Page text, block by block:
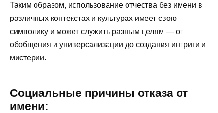
Таким образом, использование отчества без имени в
различных контекстах и культурах имеет свою
символику и может служить разным целям — от
обобщения и универсализации до создания интриги и
мистерии.
Социальные причины отказа от
имени: